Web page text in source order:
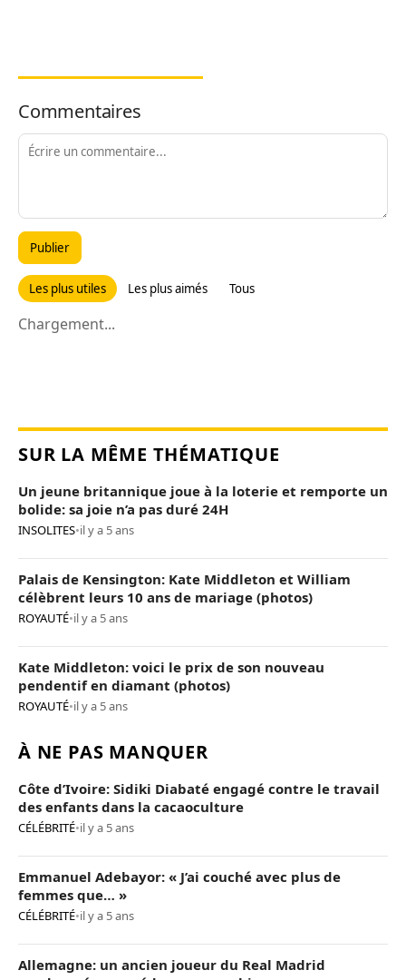
Commentaires
Publier
Les plus utiles Les plus aimés Tous
Chargement...
SUR LA MÊME THÉMATIQUE
Un jeune britannique joue à la loterie et remporte un
bolide: sa joie n’a pas duré 24H
INSOLITES•il y a 5 ans
Palais de Kensington: Kate Middleton et William
célèbrent leurs 10 ans de mariage (photos)
ROYAUTÉ•il y a 5 ans
Kate Middleton: voici le prix de son nouveau
pendentif en diamant (photos)
ROYAUTÉ•il y a 5 ans
À NE PAS MANQUER
Côte d’Ivoire: Sidiki Diabaté engagé contre le travail
des enfants dans la cacaoculture
CÉLÉBRITÉ•il y a 5 ans
Emmanuel Adebayor: « J’ai couché avec plus de
femmes que… »
CÉLÉBRITÉ•il y a 5 ans
Allemagne: un ancien joueur du Real Madrid